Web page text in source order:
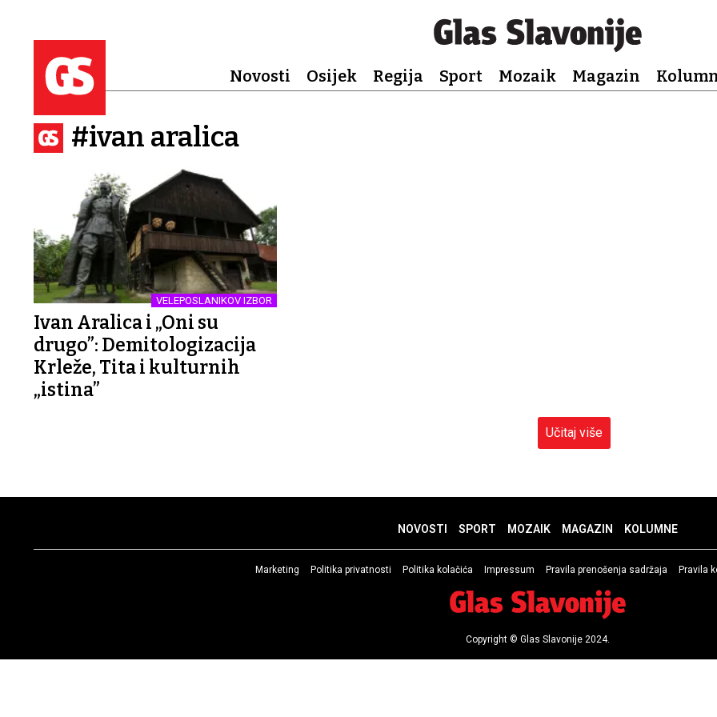
Novosti Osijek Regija Sport Mozaik Magazin
#ivan aralica
VELEPOSLANIKOV IZBOR
Ivan Aralica i „Oni su
drugo”: Demitologizacija
Krleže, Tita i kulturnih
„istina”
Učitaj više
NOVOSTI SPORT MOZAIK MAGAZIN KOLUMNE
Marketing Politika privatnosti Politika kolačića Impressum Pravila prenošenja sadržaja Pravila
Copyright © Glas Slavonije 2024.